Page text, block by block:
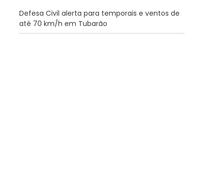
Defesa Civil alerta para temporais e ventos de
até 70 km/h em Tubarão